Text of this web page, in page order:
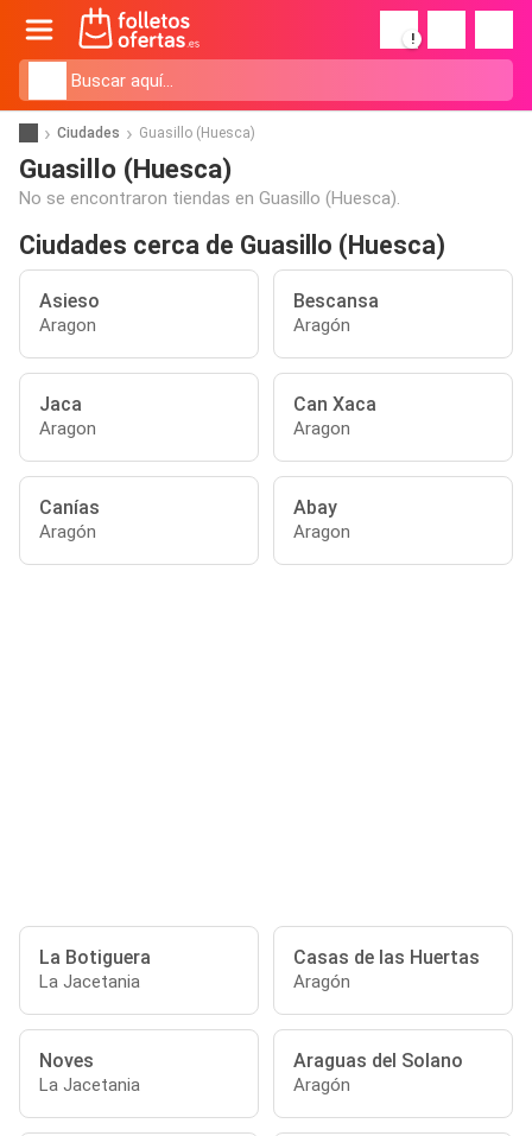
!
Ciudades Guasillo (Huesca)
Guasillo (Huesca)
No se encontraron tiendas en Guasillo (Huesca).
Ciudades cerca de Guasillo (Huesca)
Asieso
Aragon
Bescansa
Aragón
Jaca
Aragon
Can Xaca
Aragon
Canías
Aragón
Abay
Aragon
La Botiguera
La Jacetania
Casas de las Huertas
Aragón
Noves
La Jacetania
Araguas del Solano
Aragón